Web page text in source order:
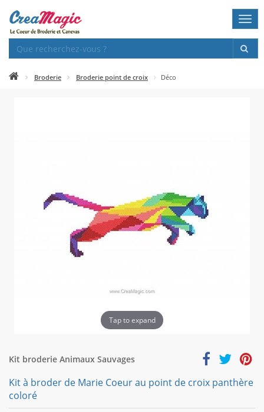
Broderie Broderie point de croix Déco
Tap to expand
Kit broderie Animaux Sauvages
Kit à broder de Marie Coeur au point de croix panthère
coloré